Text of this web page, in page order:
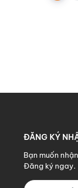
ĐĂNG KÝ
Bạn muốn
Đăng ký ngay.